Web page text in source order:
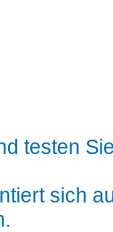
testen
sich